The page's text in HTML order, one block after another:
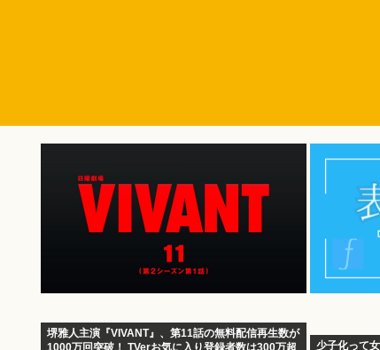
堺雅人主演『VIVANT』、第11話の無料配信再生数が
1000万回突破！ TVerお気に入り登録者数は300万超
少子化って